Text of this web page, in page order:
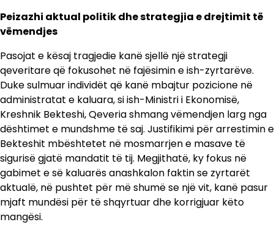
Peizazhi aktual politik dhe strategjia e drejtimit të
vëmendjes
Pasojat e kësaj tragjedie kanë sjellë një strategji
qeveritare që fokusohet në fajësimin e ish-zyrtarëve.
Duke sulmuar individët që kanë mbajtur pozicione në
administratat e kaluara, si ish-Ministri i Ekonomisë,
Kreshnik Bekteshi, Qeveria shmang vëmendjen larg nga
dështimet e mundshme të saj. Justifikimi për arrestimin e
Bekteshit mbështetet në mosmarrjen e masave të
sigurisë gjatë mandatit të tij. Megjithatë, ky fokus në
gabimet e së kaluarës anashkalon faktin se zyrtarët
aktualë, në pushtet për më shumë se një vit, kanë pasur
mjaft mundësi për të shqyrtuar dhe korrigjuar këto
mangësi.